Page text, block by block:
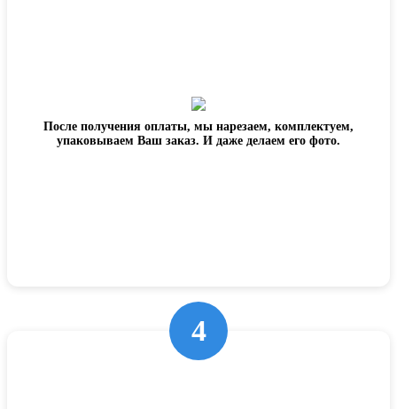
После получения оплаты, мы нарезаем, комплектуем,
упаковываем Ваш заказ. И даже делаем его фото.
4